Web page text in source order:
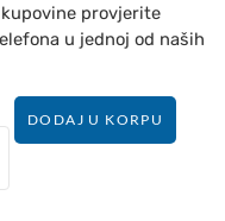
provjerite
u jednoj od naših
DODAJ U KORPU